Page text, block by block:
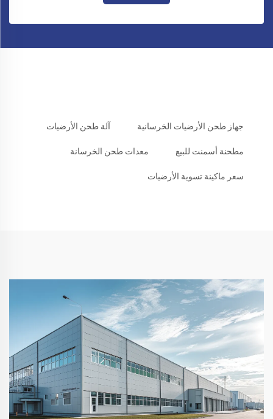
جهاز طحن الأرضيات الخرسانية آلة طحن الأرضيات
مطحنة أسمنت للبيع معدات طحن الخرسانة
سعر ماكينة تسوية الأرضيات